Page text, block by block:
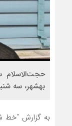
حجت‌الاسلام
بهشهر، سه
به گزارش “خط